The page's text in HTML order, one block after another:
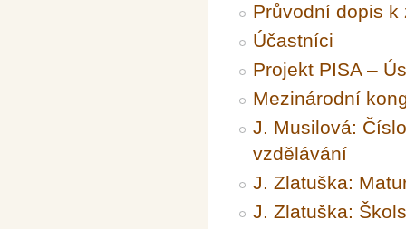
Průvodní dopis k
Účastníci
Projekt PISA –
Mezinárodní
J. Musilová:
vzdělávání
J. Zlatuška:
J. Zlatuška: